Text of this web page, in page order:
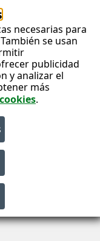
necesarias para
se usan
publicidad
y analizar el
más
.